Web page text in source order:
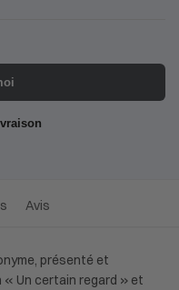
Avis
présenté et
« Un certain regard » et